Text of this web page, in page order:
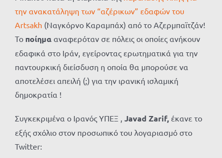
την ανακατάληψη των “αζέρικων” εδαφών του
Artsakh (Ναγκόρνο Καραμπάχ) από το Αζερμπαϊτζάν!
Το ποίημα αναφερόταν σε πόλεις οι οποίες ανήκουν
εδαφικά στο Ιράν, εγείροντας ερωτηματικά για την
παντουρκική διείσδυση η οποία θα μπορούσε να
αποτελέσει απειλή (;) για την ιρανική ισλαμική
δημοκρατία !
Συγκεκριμένα ο Ιρανός ΥΠΕΞ , Javad Zarif, έκανε το
εξής σχόλιο στον προσωπικό του λογαριασμό στο
Twitter: